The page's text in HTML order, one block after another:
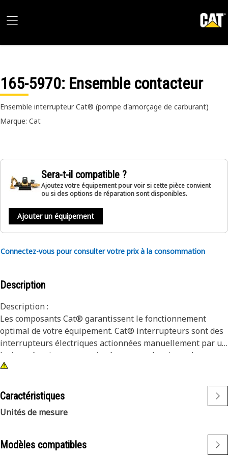
165-5970: Ensemble contacteur
Ensemble interrupteur Cat® (pompe d'amorçage de carburant)
Marque: Cat
Sera-t-il compatible ?
Ajoutez votre équipement pour voir si cette pièce convient
ou si des options de réparation sont disponibles.
Ajouter un équipement
Connectez-vous pour consulter votre prix à la consommation
Description
Description :
Les composants Cat® garantissent le fonctionnement
optimal de votre équipement. Cat® interrupteurs sont des
interrupteurs électriques actionnées manuellement par un
levier mécanique, une poignée ou un mécanisme de
bascule.
Attributs :
• Conçu pour fonctionner à l’unisson avec le reste de vos
composants Cat® afin d’assurer le potentiel maximum de
• Un seul pôle à deux broches
• Rivet en acier inoxydable
Caractéristiques
Unités de mesure
Modèles compatibles